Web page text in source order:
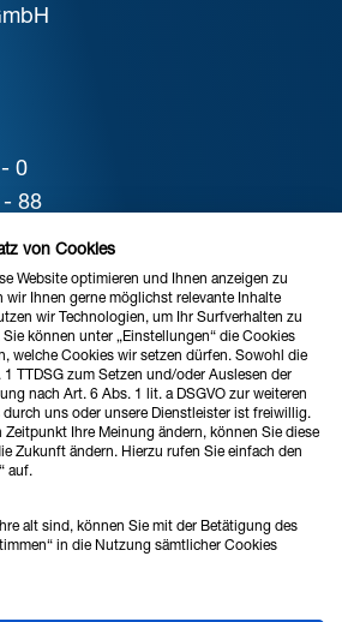
0
88
24
von Cookies
Website optimieren und Ihnen anzeigen zu
Ihnen gerne möglichst relevante Inhalte
wir Technologien, um Ihr Surfverhalten zu
können unter „Einstellungen“ die Cookies
welche Cookies wir setzen dürfen. Sowohl die
TTDSG zum Setzen und/oder Auslesen der
nach Art. 6 Abs. 1 lit. a DSGVO zur weiteren
uns oder unsere Dienstleister ist freiwillig.
Zeitpunkt Ihre Meinung ändern, können Sie diese
Zukunft ändern. Hierzu rufen Sie einfach den
auf.
alt sind, können Sie mit der Betätigung des
in die Nutzung sämtlicher Cookies